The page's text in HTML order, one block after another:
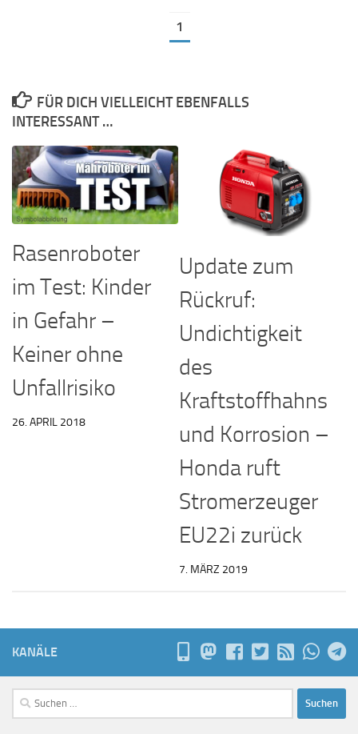
1
FÜR DICH VIELLEICHT EBENFALLS
INTERESSANT …
Rasenroboter
im Test: Kinder
in Gefahr –
Keiner ohne
Unfallrisiko
26. APRIL 2018
Update zum
Rückruf:
Undichtigkeit
des
Kraftstoffhahns
und Korrosion –
Honda ruft
Stromerzeuger
EU22i zurück
7. MÄRZ 2019
KANÄLE
Suchen
nach: